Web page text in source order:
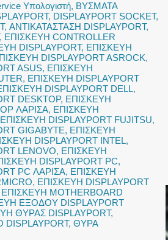
Υπολογιστή, ΒΥΣΜΑΤΑ
, DISPLAYPORT SOCKET,
,ΑΝΤΙΚΑΤΑΣΤΑΣΗ DISPLAYPORT,
, ΕΠΙΣΚΕΥΗ CONTROLLER
DISPLAYPORT, ΕΠΙΣΚΕΥΗ
DISPLAYPORT ASROCK,
ASUS, ΕΠΙΣΚΕΥΗ
, ΕΠΙΣΚΕΥΗ DISPLAYPORT
DISPLAYPORT DELL,
DESKTOP, ΕΠΙΣΚΕΥΗ
ΛΑΡΙΣΑ, ΕΠΙΣΚΕΥΗ
ΕΠΙΣΚΕΥΗ DISPLAYPORT FUJITSU,
GIGABYTE, ΕΠΙΣΚΕΥΗ
DISPLAYPORT INTEL,
LENOVO, ΕΠΙΣΚΕΥΗ
DISPLAYPORT PC,
PC ΛΑΡΙΣΑ, ΕΠΙΣΚΕΥΗ
, ΕΠΙΣΚΕΥΗ DISPLAYPORT
ΕΠΙΣΚΕΥΗ MOTHERBOARD
ΕΞΟΔΟΥ DISPLAYPORT
ΘΥΡΑΣ DISPLAYPORT,
,ΘΥΡΑ